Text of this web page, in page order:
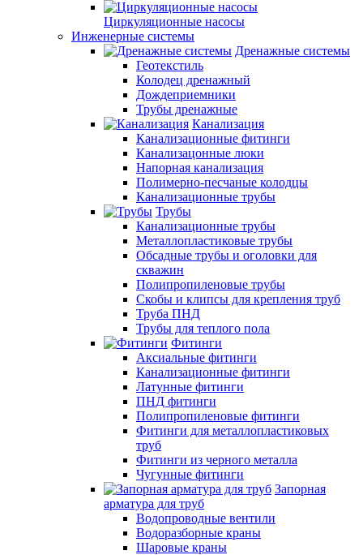
Циркуляционные насосы
Инженерные системы
Дренажные системы
Геотекстиль
Колодец дренажный
Дождеприемники
Трубы дренажные
Канализация
Канализационные фитинги
Канализацонные люки
Напорная канализация
Полимерно-песчаные колодцы
Канализационные трубы
Трубы
Канализационные трубы
Металлопластиковые трубы
Обсадные трубы и оголовки для
скважин
Полипропиленовые трубы
Скобы и клипсы для крепления труб
Труба ПНД
Трубы для теплого пола
Фитинги
Аксиальные фитинги
Канализационные фитинги
Латунные фитинги
ПНД фитинги
Полипропиленовые фитинги
Фитинги для металлопластиковых
труб
Фитинги из черного металла
Чугунные фитинги
Запорная
арматура для труб
Водопроводные вентили
Водоразборные краны
Шаровые краны